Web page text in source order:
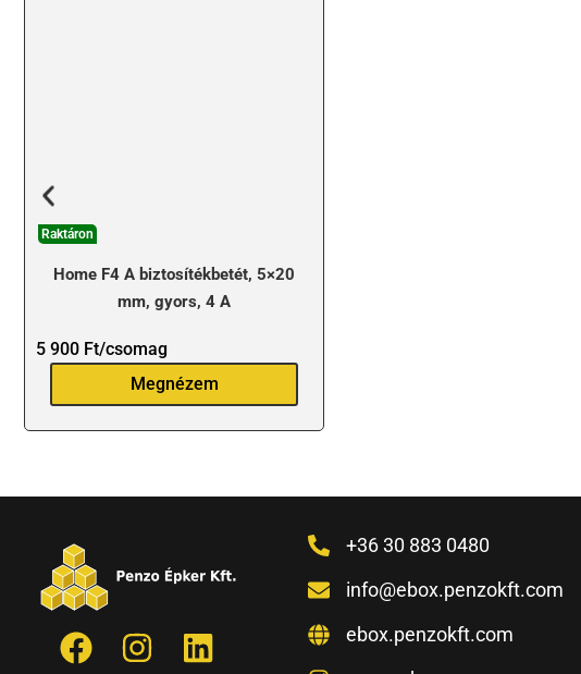
Raktáron
Home F4 A biztosítékbetét, 5×20
mm, gyors, 4 A
5 900 Ft/csomag
Megnézem
+36 30 883 0480
info@ebox.penzokft.com
ebox.penzokft.com